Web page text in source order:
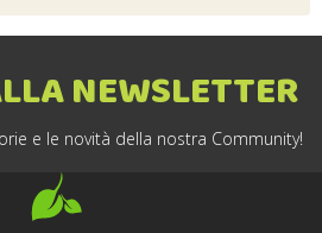
NEWSLETTER
e le novità della nostra Community!